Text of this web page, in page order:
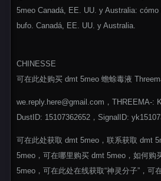
5meo Canadá, EE. UU. y Australia:
bufo. Canadá, EE. UU. y Australia.
CHINESSE
可在此处购买 dmt 5meo 蟾蜍毒液
we.reply.here@gmail.com，THREEMA-:
DustID: 15107362652，SignalID:
可在此处获取 dmt 5meo，联系获取 dmt
5meo，可在哪里购买 dmt 5meo，如何购
5meo，可在此处在线获取“神灵分子”，可